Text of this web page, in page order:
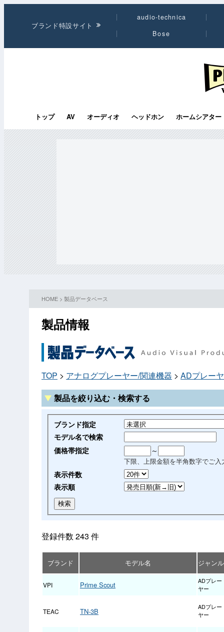
ブランド特設サイト
audio-technica
Bose
トップ AV オーディオ ヘッドホン ホームシアター
HOME > 製品データベース
製品情報
TOP > アナログプレーヤー/関連機器 > ADプレー
製品を絞り込む・検索する
ブランド指定
モデル名で検索
価格帯指定
～
下限、上限金額を半角数字でご入
表示件数
表示順
登録件数 243 件
ブランド モデル名 ジャンル
VPI Prime Scout
ADプレー
ヤー
TEAC TN-3B
ADプレー
ヤー